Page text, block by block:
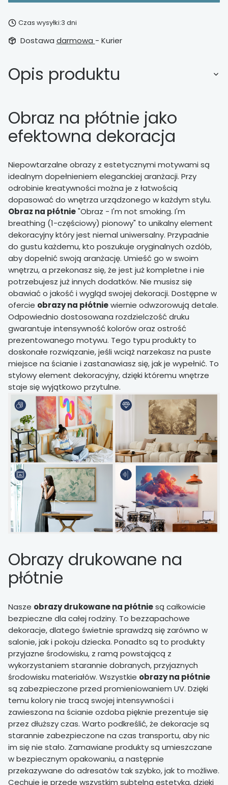
Czas wysyłki:3 dni
Dostawa darmowa - Kurier
Opis produktu
Obraz na płótnie jako
efektowna dekoracja
Niepowtarzalne obrazy z estetycznymi motywami są
idealnym dopełnieniem eleganckiej aranżacji. Przy
odrobinie kreatywności można je z łatwością
dopasować do wnętrza urządzonego w każdym stylu.
Obraz na płótnie"Obraz - I'm not smoking. I'm
breathing (1-częściowy) pionowy" to unikalny element
dekoracyjny który jest niemal uniwersalny. Przypadnie
do gustu każdemu, kto poszukuje oryginalnych ozdób,
aby dopełnić swoją aranżację. Umieść go w swoim
wnętrzu, a przekonasz się, że jest już kompletne i nie
potrzebujesz już innych dodatków. Nie musisz się
obawiać o jakość i wygląd swojej dekoracji. Dostępne w
ofercie obrazy na płótniewiernie odwzorowują detale.
Odpowiednio dostosowana rozdzielczość druku
gwarantuje intensywność kolorów oraz ostrość
prezentowanego motywu. Tego typu produkty to
doskonałe rozwiązanie, jeśli wciąż narzekasz na puste
miejsce na ścianie i zastanawiasz się, jak je wypełnić. To
stylowy element dekoracyjny, dzięki któremu wnętrze
staje się wyjątkowo przytulne.
Obrazy drukowane na
płótnie
Nasze obrazy drukowane na płótniesą całkowicie
bezpieczne dla całej rodziny. To bezzapachowe
dekoracje, dlatego świetnie sprawdzą się zarówno w
salonie, jak i pokoju dziecka. Ponadto są to produkty
przyjazne środowisku, z ramą powstającą z
wykorzystaniem starannie dobranych, przyjaznych
środowisku materiałów. Wszystkie obrazy na płótnie
są zabezpieczone przed promieniowaniem UV. Dzięki
temu kolory nie tracą swojej intensywności i
zawieszona na ścianie ozdoba pięknie prezentuje się
przez dłuższy czas. Warto podkreślić, że dekoracje są
starannie zabezpieczone na czas transportu, aby nic
im się nie stało. Zamawiane produkty są umieszczane
w bezpiecznym opakowaniu, a następnie
przekazywane do adresatów tak szybko, jak to możliwe.
Cechuje je przede wszystkim subtelna estetyka, dzięki